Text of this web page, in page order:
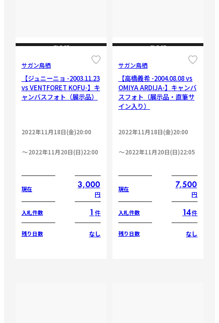
CLOSE
サガン鳥栖
【ジュニーニョ -2003.11.23
vs VENTFORET KOFU-】キ
ャンバスフォト（展示品）
2022年11月18日(金)20:00
2022年11月20日(日)22:00
現在 3,000
円
入札件数 1 件
残り日数 なし
CLOSE
サガン鳥栖
【高橋義希 -2004.08.08 vs
OMIYA ARDIJA-】キャンバ
スフォト（展示品・直筆サ
イン入り）
2022年11月18日(金)20:00
2022年11月20日(日)22:05
現在 7,500
円
入札件数 14件
残り日数 なし